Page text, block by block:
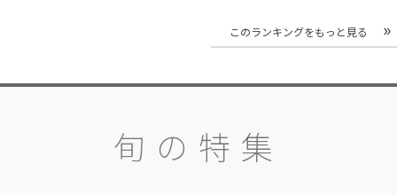
このランキングをもっと見る
旬の特集